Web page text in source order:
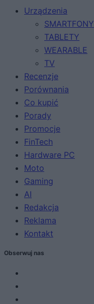
Urządzenia
SMARTFONY
TABLETY
WEARABLE
TV
Recenzje
Porównania
Co kupić
Porady
Promocje
FinTech
Hardware PC
Moto
Gaming
AI
Redakcja
Reklama
Kontakt
Obserwuj nas